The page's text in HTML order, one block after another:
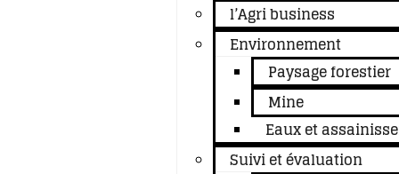
l’Agri business
Environnement
Paysage forestier
Mine
Eaux et
Suivi et évaluation